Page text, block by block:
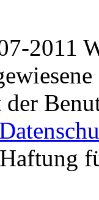
2011